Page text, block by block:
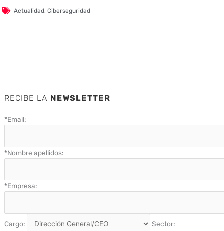
Actualidad,Ciberseguridad
RECIBE LA NEWSLETTER
*Email:
*Nombre apellidos:
*Empresa:
Cargo: Sector: